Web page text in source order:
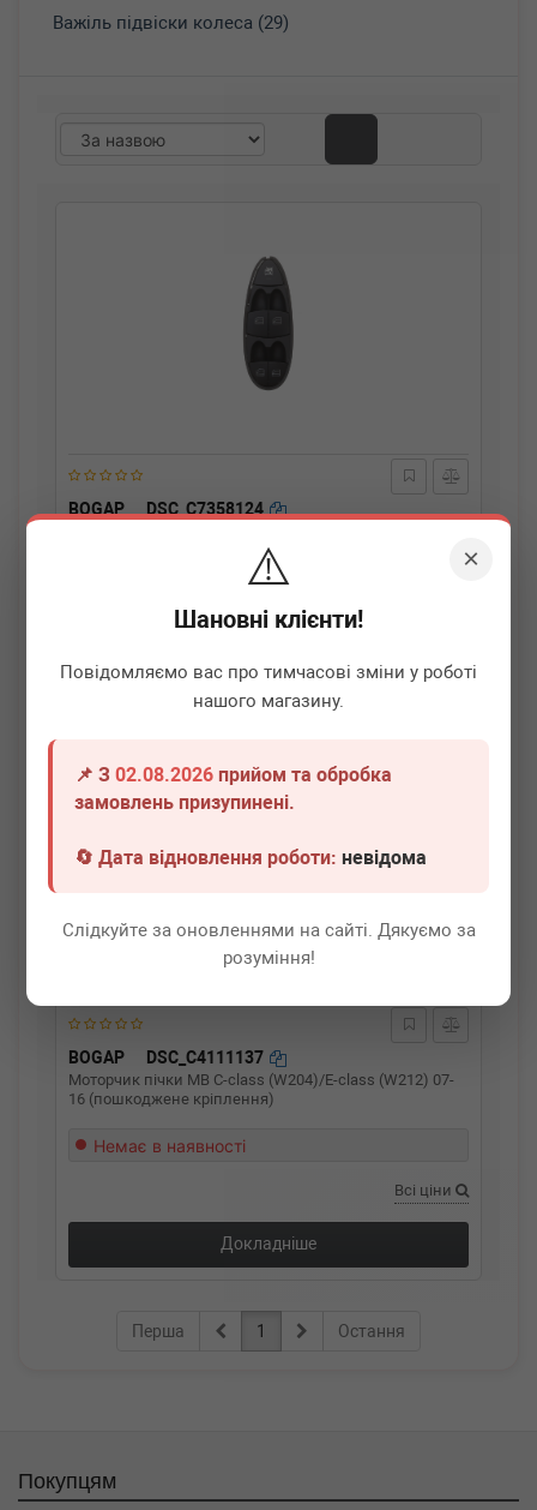
×
⚠️
Шановні клієнти!
Повідомляємо вас про тимчасові зміни у роботі
нашого магазину.
📌 З02.08.2026 прийом та обробка
замовлень призупинені.
🔄 Дата відновлення роботи:невідома
Слідкуйте за оновленнями на сайті. Дякуємо за
розуміння!
Важіль підвіски колеса (29)
BOGAP DSC_C7358124
09(незначне пошкодження)
Докладніше
BOGAP DSC_C4111137
Моторчик пічки MB C-class (W204)/E-class (W212) 07-
16 (пошкоджене кріплення)
Немає в наявності
Всі ціни
Докладніше
Перша 1 Остання
Покупцям